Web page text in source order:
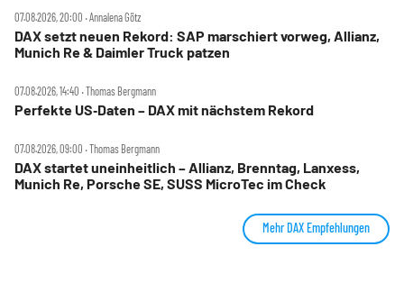
07.08.2026, 20:00 ‧ Annalena Götz
DAX setzt neuen Rekord: SAP marschiert vorweg, Allianz,
Munich Re & Daimler Truck patzen
07.08.2026, 14:40 ‧ Thomas Bergmann
Perfekte US‑Daten – DAX mit nächstem Rekord
07.08.2026, 09:00 ‧ Thomas Bergmann
DAX startet uneinheitlich – Allianz, Brenntag, Lanxess,
Munich Re, Porsche SE, SUSS MicroTec im Check
Mehr DAX Empfehlungen